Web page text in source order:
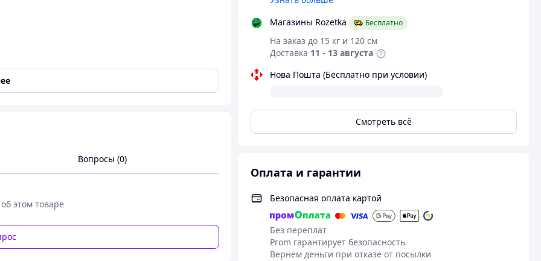
Магазины Rozetka
Бесплатно
На заказ до 15 кг и 120 см
Доставка 11 - 13 августа
Нова Пошта (Бесплатно при условии)
Смотреть всё
Оплата и гарантии
Безопасная оплата картой
Без переплат
Prom гарантирует безопасность
Вернем деньги при отказе от посылки
Вопросы (0)
этом товаре